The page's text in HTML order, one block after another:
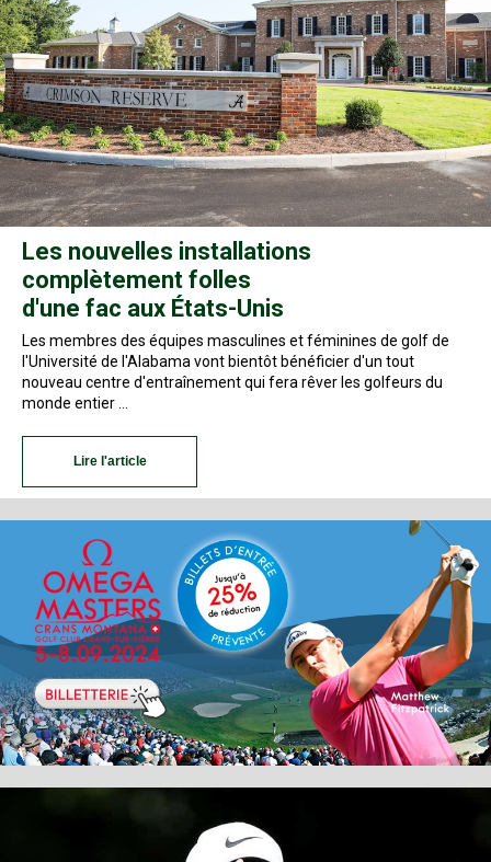
Les nouvelles installations
complètement folles
d'une fac aux États-Unis
Les membres des équipes masculines et féminines de golf de
l'Université de l'Alabama vont bientôt bénéficier d'un tout
nouveau centre d'entraînement qui fera rêver les golfeurs du
monde entier …
Lire l'article